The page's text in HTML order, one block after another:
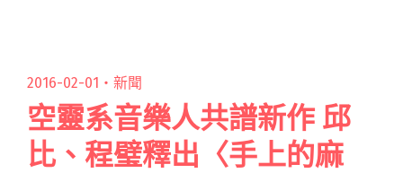
2016-02-01・ 新聞
空靈系音樂人共譜新作 邱
比、程璧釋出〈手上的麻